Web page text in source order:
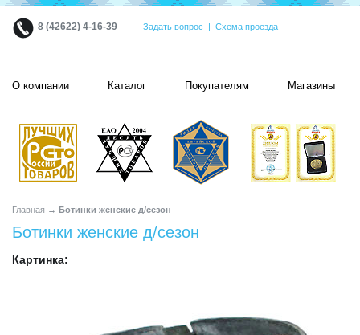
8 (42622) 4-16-39 Задать вопрос | Схема проезда
О компании Каталог Покупателям Магазины
Главная → Ботинки женские д/сезон
Ботинки женские д/сезон
Картинка: